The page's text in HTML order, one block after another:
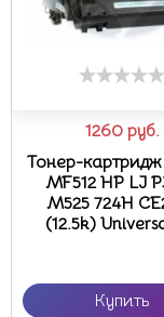
1260 руб.
Тонер-
MF512 HP LJ
M525 724H
(12.5k)
Купить